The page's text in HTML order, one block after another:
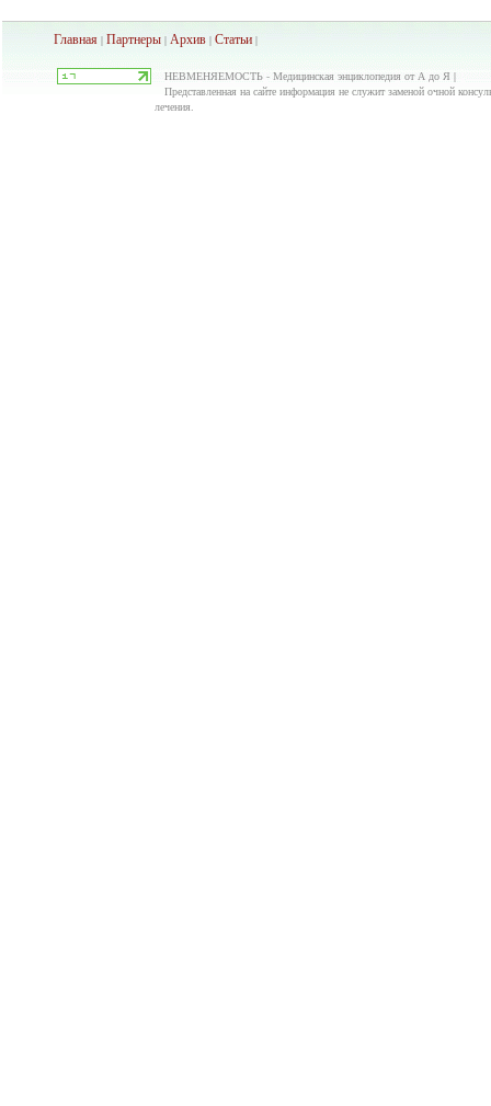
Главная | Партнеры | Архив | Статьи |
НЕВМЕНЯЕМОСТЬ - Медицинская энциклопедия от А до Я |
Представленная на сайте информация не служит заменой очной
лечения.